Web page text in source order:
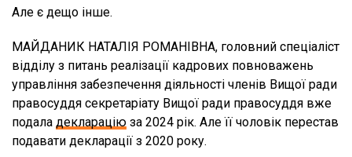
Але є дещо інше.
МАЙДАНИК НАТАЛІЯ РОМАНІВНА, головний спеціаліст
відділу з питань реалізації кадрових повноважень
управління забезпечення діяльності членів Вищої ради
правосуддя секретаріату Вищої ради правосуддя вже
подала декларацію за 2024 рік. Але її чоловік перестав
подавати декларації з 2020 року.